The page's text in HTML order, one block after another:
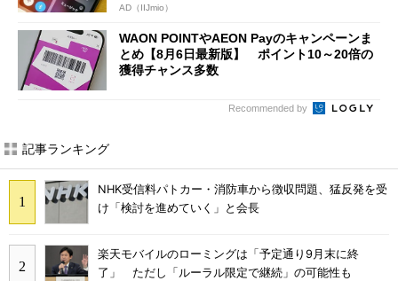
AD（IIJmio）
WAON POINTやAEON Payのキャンペーンま
とめ【8月6日最新版】 ポイント10～20倍の
獲得チャンス多数
Recommended by
記事ランキング
NHK受信料パトカー・消防車から徴収問題、猛反発を受
け「検討を進めていく」と会長
楽天モバイルのローミングは「予定通り9月末に終
了」 ただし「ルーラル限定で継続」の可能性も